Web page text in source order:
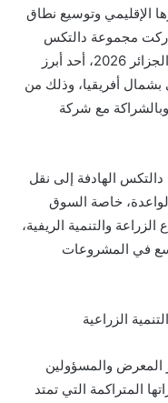
الإقليمي وتوسيع نطاق
مجموعة دالتكس
للمرة الأولى في فعاليات معرض سيبسا الجزائر 2026، أحد أبرز
أفريقيا، وذلك من
مع شركة
الهادفة إلى نقل
خاصة السوق
والتنمية الريفية،
في المشروعات
الزراعية
المعرض والمسؤولين
المتراكمة التي تمتد